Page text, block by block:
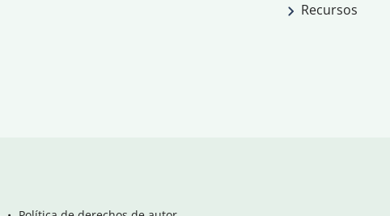
Recursos